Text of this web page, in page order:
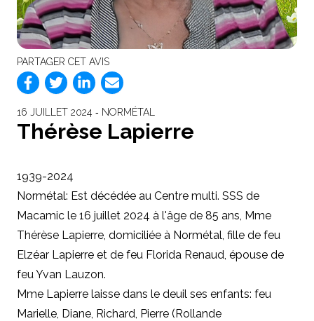
PARTAGER CET AVIS
16 JUILLET 2024 ‐ NORMÉTAL
Thérèse Lapierre
1939-2024
Normétal: Est décédée au Centre multi. SSS de
Macamic le 16 juillet 2024 à l'âge de 85 ans, Mme
Thérèse Lapierre, domiciliée à Normétal, fille de feu
Elzéar Lapierre et de feu Florida Renaud, épouse de
feu Yvan Lauzon.
Mme Lapierre laisse dans le deuil ses enfants: feu
Marielle, Diane, Richard, Pierre (Rollande